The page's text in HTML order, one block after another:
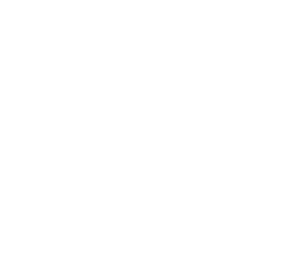
de los cortes
Ibarreta y zona